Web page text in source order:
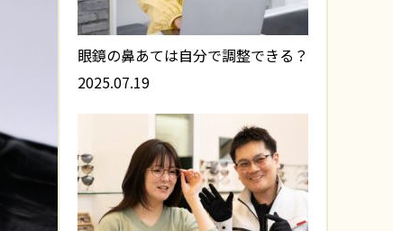
眼鏡の鼻あては自分で調整できる？
2025.07.19